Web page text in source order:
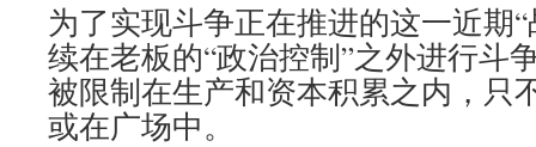
为了实现斗争正在推进的这一近期
续在老板的“政治控制”之外进行斗
被限制在生产和资本积累之内，只
或在广场中。